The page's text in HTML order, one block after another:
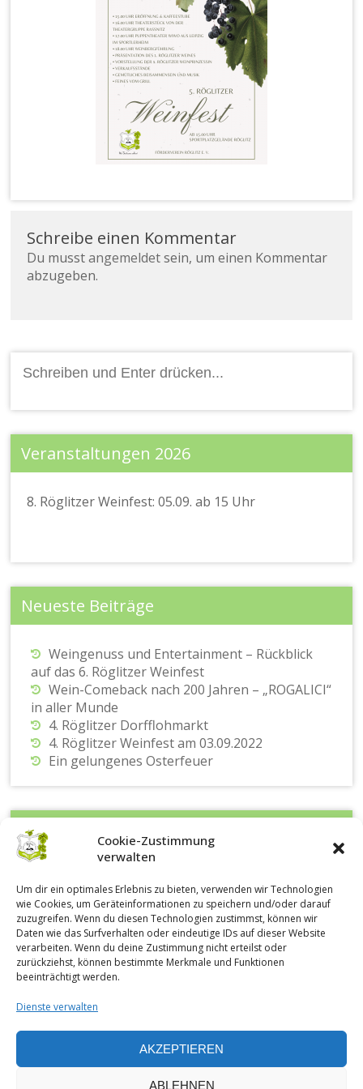
Cookie-Zustimmung
verwalten
Um dir ein optimales Erlebnis zu bieten, verwenden wir Technologien
wie Cookies, um Geräteinformationen zu speichern und/oder darauf
zuzugreifen. Wenn du diesen Technologien zustimmst, können wir
Daten wie das Surfverhalten oder eindeutige IDs auf dieser Website
verarbeiten. Wenn du deine Zustimmung nicht erteilst oder
zurückziehst, können bestimmte Merkmale und Funktionen
beeinträchtigt werden.
Dienste verwalten
AKZEPTIEREN
ABLEHNEN
Schreibe einen Kommentar
Du musstangemeldetsein, um einen Kommentar
abzugeben.
nach:
Veranstaltungen 2026
8. Röglitzer Weinfest: 05.09. ab 15 Uhr
Neueste Beiträge
Weingenuss und Entertainment – Rückblick
auf das 6. Röglitzer Weinfest
Wein-Comeback nach 200 Jahren – „ROGALICI“
in aller Munde
4. Röglitzer Dorfflohmarkt
4. Röglitzer Weinfest am 03.09.2022
Ein gelungenes Osterfeuer
Kategorien
Osterfeuer in Röglitz
Weinfest in Röglitz